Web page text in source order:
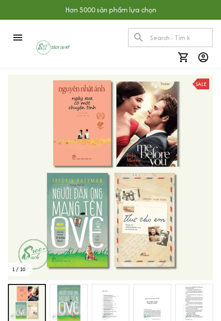
Hơn 5000 sản phẩm lựa chọn
1 / 10
SALE